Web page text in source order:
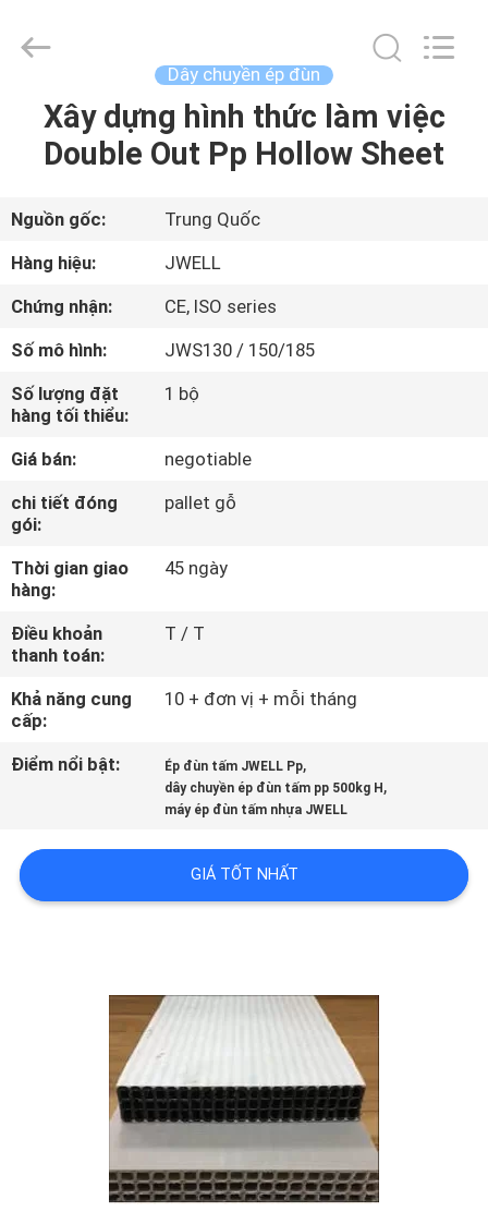
TRANG
CHỦ
CÁC
SẢN
PHẨM
VỀ
CHÚNG
THAM
NHÀ
MÁY
KIỂM
SOÁT
CHẤT
LIÊN
HỆ
TRƯỜNG
CHANGZHOU
DYUN
Dây chuyền ép đùn
Xây dựng hình thức làm việc
Double Out Pp Hollow Sheet
Nguồn gốc:
Trung Quốc
Hàng hiệu:
JWELL
Chứng nhận:
CE, ISO series
Số mô hình:
JWS130 / 150/185
Số lượng đặt
hàng tối thiểu:
1 bộ
Giá bán:
negotiable
chi tiết đóng
gói:
pallet gỗ
Thời gian giao
hàng:
45 ngày
Điều khoản
thanh toán:
T / T
Khả năng cung
cấp:
10 + đơn vị + mỗi tháng
Điểm nổi bật: Ép đùn tấm JWELL Pp,
dây chuyền ép đùn tấm pp 500kg H ,
máy ép đùn tấm nhựa JWELL
GIÁ TỐT NHẤT